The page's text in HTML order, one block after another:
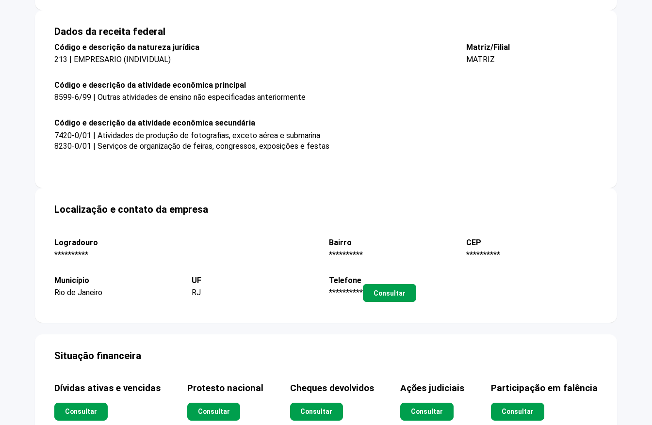
Dados da receita federal
Código e descrição da natureza jurídica
213 | EMPRESARIO (INDIVIDUAL)
Matriz/Filial
MATRIZ
Código e descrição da atividade econômica principal
8599-6/99 | Outras atividades de ensino não especificadas anteriormente
Código e descrição da atividade econômica secundária
7420-0/01 | Atividades de produção de fotografias, exceto aérea e submarina
8230-0/01 | Serviços de organização de feiras, congressos, exposições e festas
Localização e contato da empresa
Logradouro
**********
Bairro
**********
CEP
**********
Município
Rio de Janeiro
UF
RJ
Telefone
**********
Consultar
Situação financeira
Dívidas ativas e vencidas
Consultar
Protesto nacional
Consultar
Cheques devolvidos
Consultar
Ações judiciais
Consultar
Participação em falência
Consultar